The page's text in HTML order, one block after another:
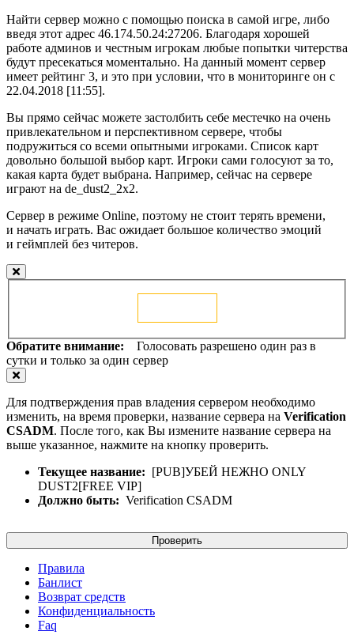
Найти сервер можно с помощью поиска в самой игре, либо
введя этот адрес 46.174.50.24:27206. Благодаря хорошей
работе админов и честным игрокам любые попытки читерства
будут пресекаться моментально. На данный момент сервер
имеет рейтинг 3, и это при условии, что в мониторинге он с
22.04.2018 [11:55].
Вы прямо сейчас можете застолбить себе местечко на очень
привлекательном и перспективном сервере, чтобы
подружиться со всеми опытными игроками. Список карт
довольно большой выбор карт. Игроки сами голосуют за то,
какая карта будет выбрана. Например, сейчас на сервере
играют на de_dust2_2x2.
Сервер в режиме Online, поэтому не стоит терять времени,
и начать играть. Вас ожидает большое количество эмоций
и геймплей без читеров.
Обратите внимание: Голосовать разрешено один раз в
сутки и только за один сервер
Для подтверждения прав владения сервером необходимо
изменить, на время проверки, название сервера на Verification
CSADM. После того, как Вы измените название сервера на
выше указанное, нажмите на кнопку проверить.
Текущее название: [PUB]УБЕЙ НЕЖНО ONLY
DUST2[FREE VIP]
Должно быть: Verification CSADM
Проверить
Правила
Банлист
Возврат средств
Конфиденциальность
Faq